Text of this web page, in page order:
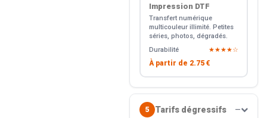
Impression DTF
Transfert numérique
multicouleur illimité. Petites
séries, photos, dégradés.
Durabilité
★★★★☆
À partir de 2.75 €
5 Tarifs dégressifs —